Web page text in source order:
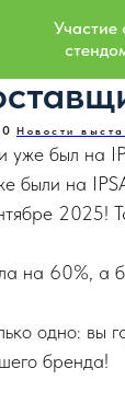
Участие
Новости
уже был на
были на
2025!
на 60%, а
одно: вы
бренда!